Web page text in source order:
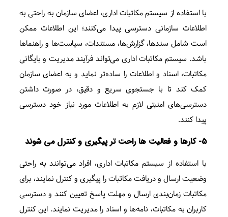
با استفاده از سیستم مکاتبات اداری، اعضای سازمان به راحتی به
اطلاعات سازمانی دسترسی پیدا می‌کنند؛ این اطلاعات ممکن
است شامل سند‌ها، گزارش‌ها، مستندات، سیاست‌ها و راهنماها
باشد. سیستم مکاتبات اداری می‌تواند فرآیند مدیریت و بایگانی
مکاتبات، اسناد و اطلاعات را ساده‌تر نماید و به اعضای سازمان
کمک کند تا با جستجوی سریع و دقیق، در صورت داشتن
دسترسی‌های امنیتی لازم به اطلاعات مورد نیاز خود دسترسی
پیدا کنند.
5- کارها و فعالیت ها راحت تر پیگیری و کنترل می شوند
با استفاده از سیستم مکاتبات اداری، افراد می‌توانند به راحتی
وضعیت ارسال و دریافت مکاتبات را پیگیری و کنترل نمایند، برای
مکاتبات زمان‌بندی ارسال و مهلت پاسخ تعیین کنند و دسترسی
کاربران به مکاتبات، نامه‌ها و اسناد را مدیریت نمایند. این کنترل